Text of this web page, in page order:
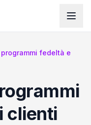
programmi fedeltà e
clienti